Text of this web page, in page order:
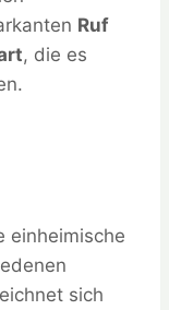
Ruf
, die es
einheimische
sich